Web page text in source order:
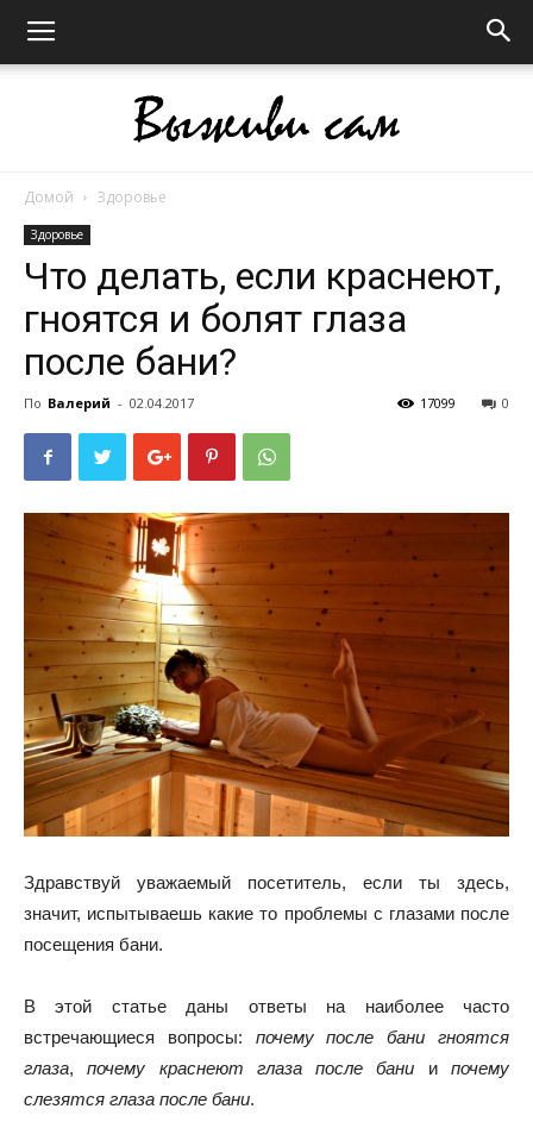
сам
Домой Здоровье
Здоровье
Что делать, если краснеют,
гноятся и болят глаза
после бани?
По Валерий - 02.04.2017 0
17099
Здравствуй уважаемый посетитель, если ты здесь,
значит, испытываешь какие то проблемы с глазами после
посещения бани.
В этой статье даны ответы на наиболее часто
встречающиеся вопросы: почему после бани гноятся
глаза,почему краснеют глаза после бани ипочему
слезятся глаза после бани.